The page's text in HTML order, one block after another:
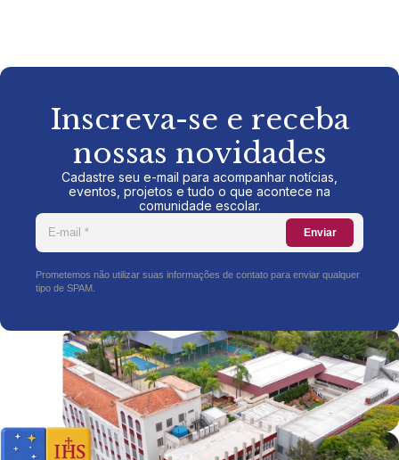
Inscreva-se e receba
nossas novidades
Cadastre seu e-mail para acompanhar notícias,
eventos, projetos e tudo o que acontece na
comunidade escolar.
Enviar
Prometemos não utilizar suas informações de contato para enviar qualquer
tipo de SPAM.